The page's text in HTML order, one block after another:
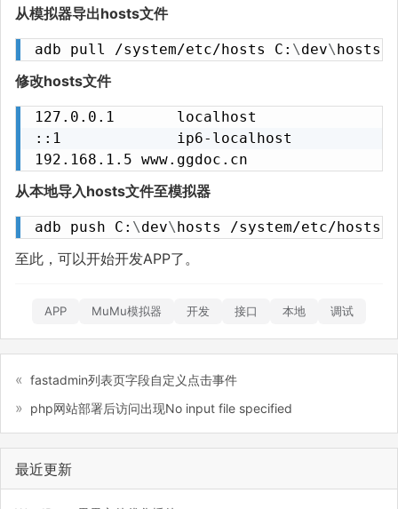
从模拟器导出hosts文件
adb pull /system/etc/hosts C: \dev\hosts
修改hosts文件
127.0.0.1       localhost
::1             ip6-localhost
192.168.1.5 www.ggdoc.cn
从本地导入hosts文件至模拟器
adb push C: \dev\hosts /system/etc/hosts
至此，可以开始开发APP了。
APP MuMu模拟器 开发 接口 本地 调试
fastadmin列表页字段自定义点击事件
php网站部署后访问出现No input file specified
最近更新